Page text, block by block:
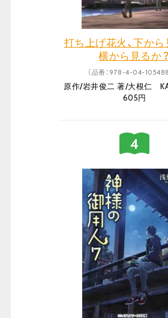
打ち上げ花火、下から
横から見るか？
（品番：978-4-04-
原作/岩井俊二 著/大根仁
605円